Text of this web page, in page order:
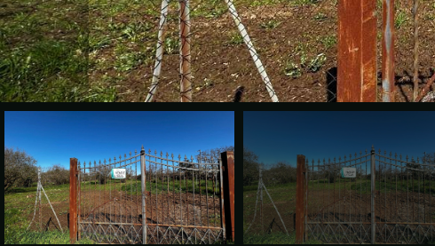
DIVENTA
UN
SEGNALATORE
CON
NOI
Tipologia
-
Qualsiasi
Residenziali